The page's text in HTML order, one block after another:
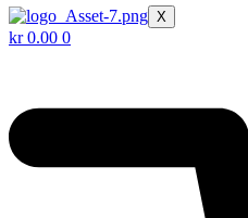
X
kr0.00 0